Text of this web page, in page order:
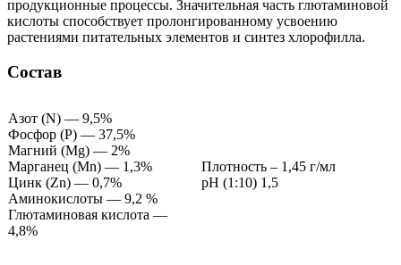
продукционные процессы. Значительная часть глютаминовой
кислоты способствует пролонгированному усвоению
растениями питательных элементов и синтез хлорофилла.
Состав
Азот (N) — 9,5%
Фосфор (Р) — 37,5%
Магний (Mg) — 2%
Марганец (Mn) — 1,3%
Цинк (Zn) — 0,7%
Аминокислоты — 9,2 %
Глютаминовая кислота —
4,8%
Плотность – 1,45 г/мл
pH (1:10) 1,5